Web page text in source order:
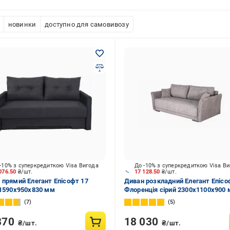
новинки доступно для самовивозу
₴/шт.
з суперкредиткою Visa Вигода
Елегант Епісофт 17
мм
7
₴/шт.
17 128.50 ₴/шт.
До -10% з суперкредиткою Visa
Диван розкладний Елегант
Флоренція сірий 2300x1100x900
5
18 030 ₴/шт.